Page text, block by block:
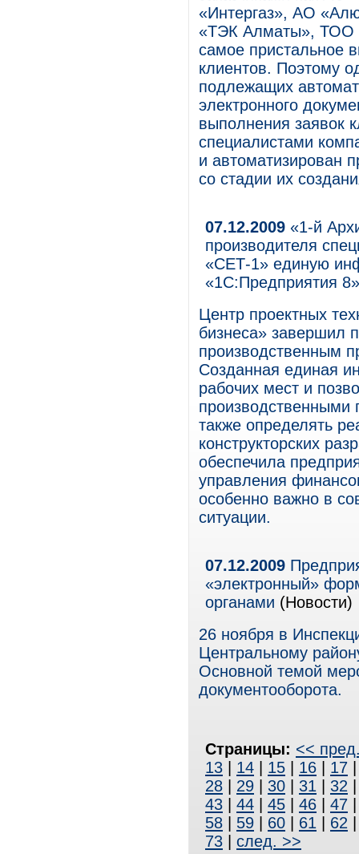
«Интергаз», АО
«ТЭК Алматы», ТОО
самое пристальное
клиентов. Поэтому
подлежащих
электронного
выполнения заявок
специалистами
и автоматизирован
со стадии их
07.12.2009 «1-й
производителя
«СЕТ-1» единую
«1С:Предприятия 8»
Центр проектных
бизнеса» завершил
производственным
Созданная единая
рабочих мест и
производственными
также определять
конструкторских
обеспечила
управления
особенно важно в
ситуации.
07.12.2009
«электронный»
органами (Новости)
26 ноября в
Центральному
Основной темой
документооборота.
Страницы: <<
13
14 15 16 17
28
29 30 31 32
43
44 45 46 47
58
59 60 61 62
73
след. >>